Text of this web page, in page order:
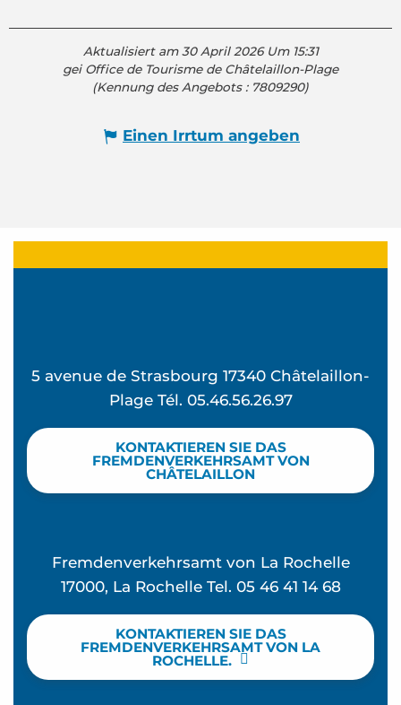
Aktualisiert am 30 April 2026 Um 15:31
gei Office de Tourisme de Châtelaillon-Plage
(Kennung des Angebots : 7809290)
Einen Irrtum angeben
5 avenue de Strasbourg 17340 Châtelaillon-
Plage Tél. 05.46.56.26.97
KONTAKTIEREN SIE DAS
FREMDENVERKEHRSAMT VON
CHÂTELAILLON
Fremdenverkehrsamt von La Rochelle
17000, La Rochelle Tel. 05 46 41 14 68
KONTAKTIEREN SIE DAS
FREMDENVERKEHRSAMT VON LA
ROCHELLE.